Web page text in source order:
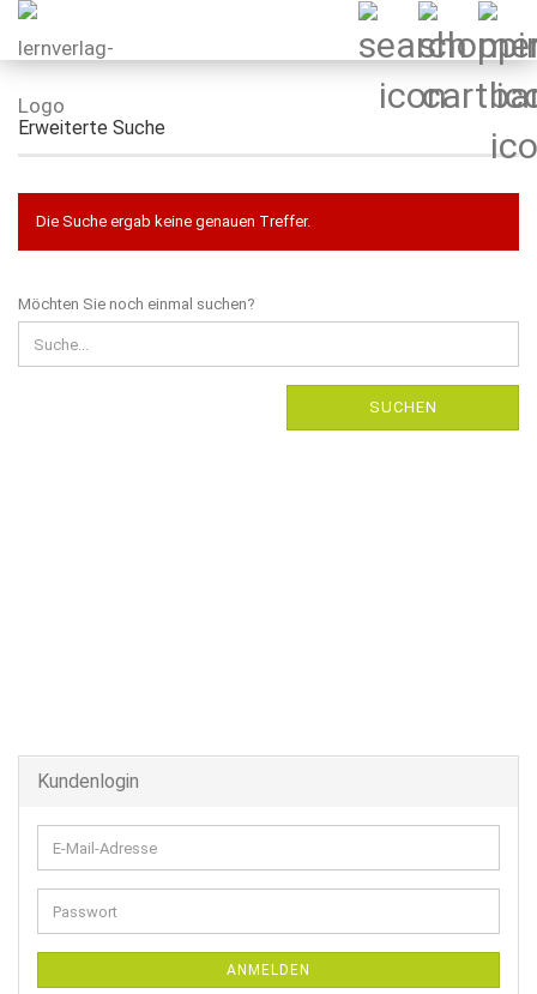
Erweiterte Suche
Die Suche ergab keine genauen Treffer.
MÖCHTEN
SIE
NOCH
EINMAL
Möchten Sie noch einmal suchen?
SUCHEN
Kundenlogin
E-
Mail-
Adresse
Passwort
ANMELDEN